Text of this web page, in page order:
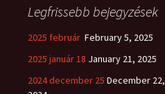
Legfrissebb bejegyzések
2025 február February 5, 2025
2025 január 18 January 21, 2025
2024 december 25 December 22,